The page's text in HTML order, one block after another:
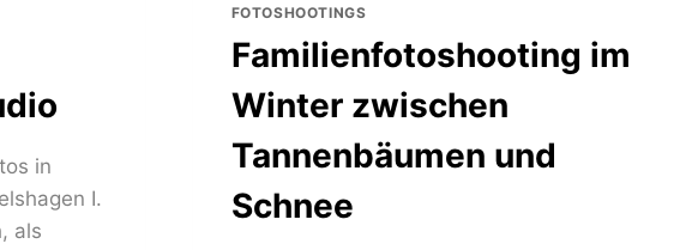
in
I.
als
FOTOSHOOTINGS
Familienfotoshooting im
Winter zwischen
Tannenbäumen und
Schnee